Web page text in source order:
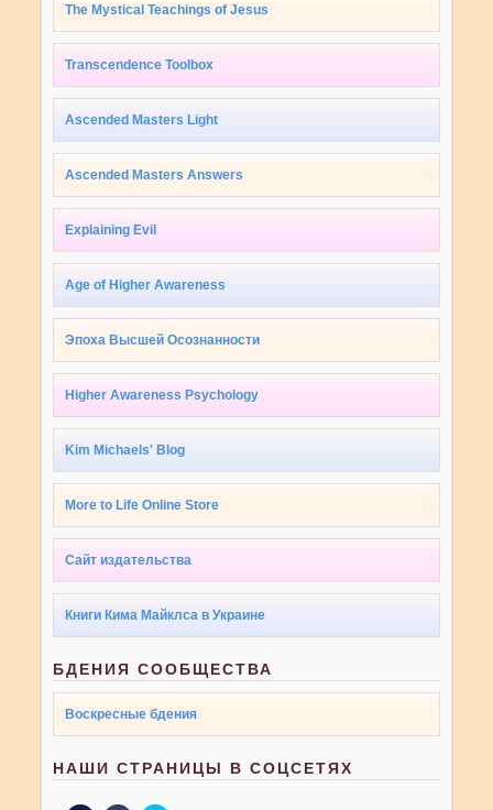
The Mystical Teachings of Jesus
Transcendence Toolbox
Ascended Masters Light
Ascended Masters Answers
Explaining Evil
Age of Higher Awareness
Эпоха Высшей Осознанности
Higher Awareness Psychology
Kim Michaels' Blog
More to Life Online Store
Сайт издательства
Книги Кима Майклса в Украине
БДЕНИЯ СООБЩЕСТВА
Воскресные бдения
НАШИ СТРАНИЦЫ В СОЦСЕТЯХ